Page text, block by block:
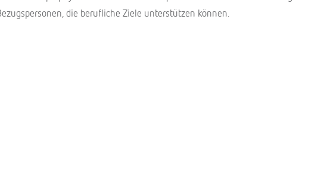
die berufliche Ziele unterstützen können.